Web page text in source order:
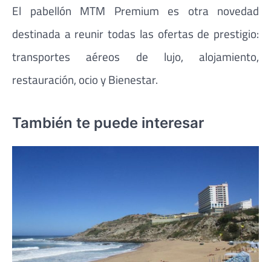
El pabellón MTM Premium es otra novedad
destinada a reunir todas las ofertas de prestigio:
transportes aéreos de lujo, alojamiento,
restauración, ocio y Bienestar.
También te puede interesar